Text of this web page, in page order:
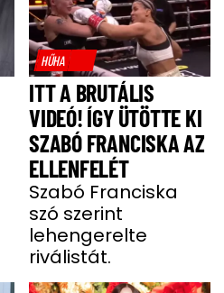
HŰHA
ITT A BRUTÁLIS
VIDEÓ! ÍGY ÜTÖTTE KI
SZABÓ FRANCISKA AZ
ELLENFELÉT
Szabó Franciska
szó szerint
lehengerelte
riválistát.